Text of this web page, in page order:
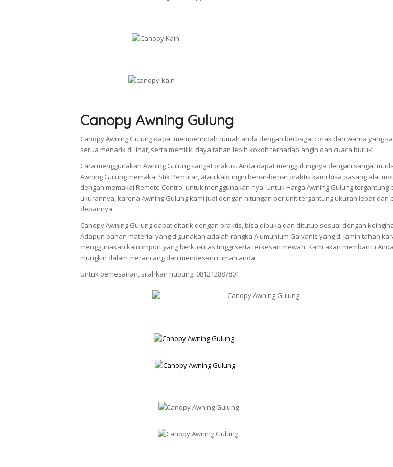
Canopy Awning Gulung
Canopy Awning Gulung dapat memperindah rumah anda dengan berbagai corak dan warna yang
serua menarik di lihat, serta memiliki daya tahan lebih kokoh terhadap angin dan cuaca buruk.
Cara menggunakan Awning Gulung sangat praktis. Anda dapat menggulungnya dengan sangat
Awning Gulung memakai Stik Pemutar, atau kalo ingin benar-benar praktis kami bisa pasang alat
dengan memakai Remote Control untuk menggunakan nya. Untuk Harga Awning Gulung tergantung
ukurannya, karena Awning Gulung kami jual dengan hitungan per unit tergantung ukuran lebar dan
depannya.
Canopy Awning Gulung dapat ditarik dengan praktis, bisa dibuka dan ditutup sesuai dengan
Adapun bahan material yang digunakan adalah rangka Alumunium Galvanis yang di jamin tahan
menggunakan kain import yang berkualitas tinggi serta terkesan mewah. Kami akan membantu
mungkin dalam merancang dan mendesain rumah anda.
Untuk pemesanan, silahkan hubungi 081212887801.